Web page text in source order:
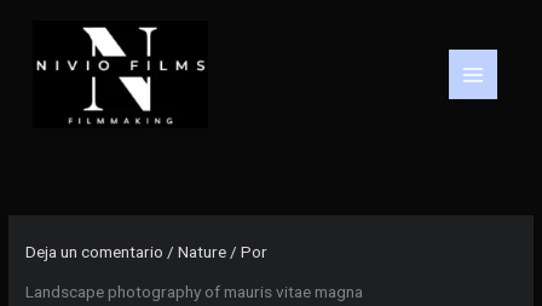
contenido
Deja un comentario /Nature / Por
Landscape photography of mauris vitae magna